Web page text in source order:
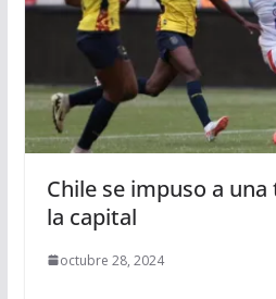
Chile se impuso a
la capital
octubre 28, 2024